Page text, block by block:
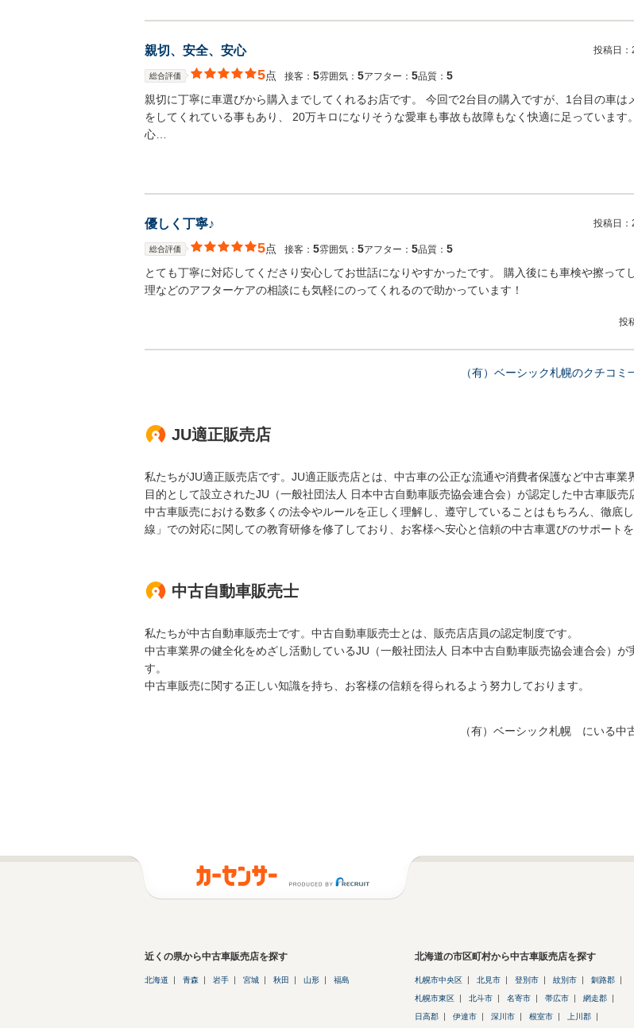
親切、安全、安心 投稿日：
総合評価 5点 接客： 5雰囲気： 5アフター： 5品質： 5
親切に丁寧に車選びから購入までしてくれるお店です。 今回で2台目の購入ですが、1台目の車は
をしてくれている事もあり、 20万キロになりそうな愛車も事故も故障もなく快適に足っています
心…
優しく丁寧♪ 投稿日：
総合評価 5点 接客： 5雰囲気： 5アフター： 5品質： 5
とても丁寧に対応してくださり安心してお世話になりやすかったです。 購入後にも車検や擦って
理などのアフターケアの相談にも気軽にのってくれるので助かっています！
投
（有）ベーシック札幌のクチコミ
JU適正販売店
私たちがJU適正販売店です。JU適正販売店とは、中古車の公正な流通や消費者保護など中古車業
目的として設立されたJU（一般社団法人 日本中古自動車販売協会連合会）が認定した中古車販売
中古車販売における数多くの法令やルールを正しく理解し、遵守していることはもちろん、徹底
線」での対応に関しての教育研修を修了しており、お客様へ安心と信頼の中古車選びのサポートを
中古自動車販売士
私たちが中古自動車販売士です。中古自動車販売士とは、販売店店員の認定制度です。
中古車業界の健全化をめざし活動しているJU（一般社団法人 日本中古自動車販売協会連合会）が
す。
中古車販売に関する正しい知識を持ち、お客様の信頼を得られるよう努力しております。
（有）ベーシック札幌 にいる中
近くの県から中古車販売店を探す
北海道 青森 岩手 宮城 秋田 山形 福島
北海道の市区町村から中古車販売店を探す
札幌市中央区 北見市 登別市 紋別市 釧路郡
札幌市東区 北斗市 名寄市 帯広市 網走郡
日高郡 伊達市 深川市 根室市 上川郡